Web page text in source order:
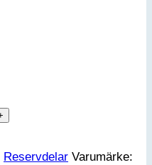
Reservdelar Varumärke: